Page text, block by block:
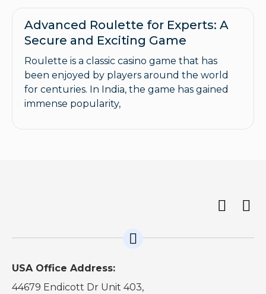
Advanced Roulette for Experts: A
Secure and Exciting Game
Roulette is a classic casino game that has
been enjoyed by players around the world
for centuries. In India, the game has gained
immense popularity,
USA Office Address:
44679 Endicott Dr Unit 403,